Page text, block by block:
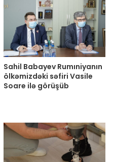
Sahil Babayev Rumıniyanın
ölkəmizdəki səfiri Vasile
Soare ilə görüşüb